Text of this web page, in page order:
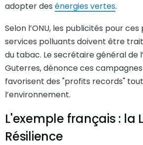
adopter des énergies vertes.
Selon l’ONU, les publicités pour
services polluants doivent être
du tabac. Le secrétaire général de
Guterres, dénonce ces campagnes
favorisent des "profits records"
l’environnement.
L'exemple français : la
Résilience